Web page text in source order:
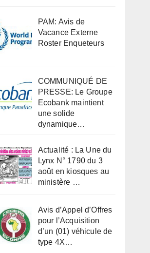
PAM: Avis de
Vacance Externe
Roster Enqueteurs
COMMUNIQUÉ DE
PRESSE: Le Groupe
Ecobank maintient
une solide
dynamique…
Actualité : La Une du
Lynx N° 1790 du 3
août en kiosques au
ministère …
Avis d’Appel d’Offres
pour l’Acquisition
d’un (01) véhicule de
type 4X…